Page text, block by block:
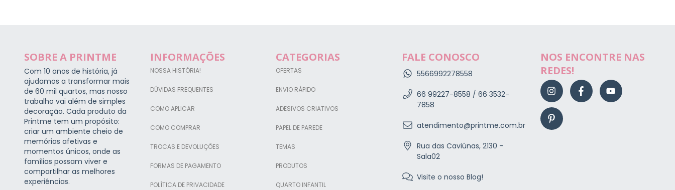
SOBRE A PRINTME
Com 10 anos de história, já
ajudamos a transformar mais
de 60 mil quartos, mas nosso
trabalho vai além de simples
decoração. Cada produto da
Printme tem um propósito:
criar um ambiente cheio de
memórias afetivas e
momentos únicos, onde as
famílias possam viver e
compartilhar as melhores
experiências.
INFORMAÇÕES
NOSSA HISTÓRIA!
DÚVIDAS FREQUENTES
COMO APLICAR
COMO COMPRAR
TROCAS E DEVOLUÇÕES
FORMAS DE PAGAMENTO
POLÍTICA DE PRIVACIDADE
CATEGORIAS
OFERTAS
ENVIO RÁPIDO
ADESIVOS CRIATIVOS
PAPEL DE PAREDE
TEMAS
PRODUTOS
QUARTO INFANTIL
FALE CONOSCO
5566992278558
66 99227-8558 / 66 3532-
7858
atendimento@printme.com.br
Rua das Caviúnas, 2130 -
Sala02
Visite o nosso Blog!
NOS ENCONTRE NAS
REDES!